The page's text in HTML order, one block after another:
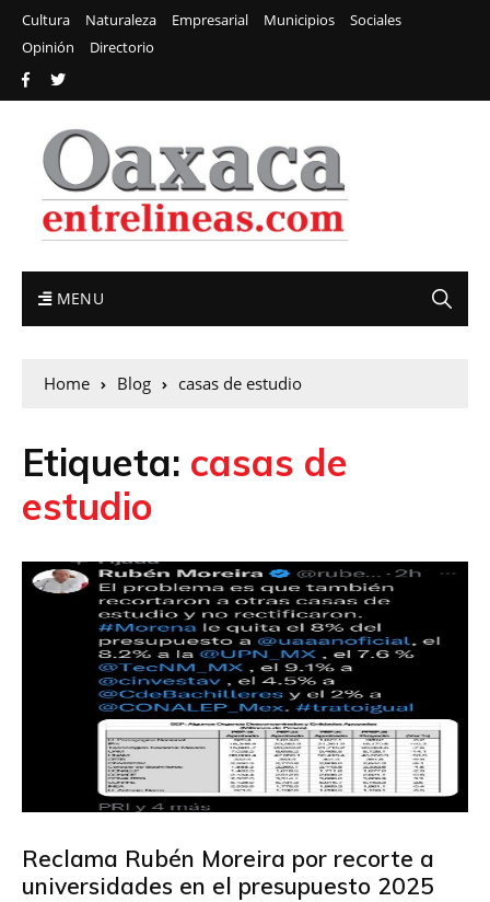
Cultura Naturaleza Empresarial Municipios
Sociales
Opinión
Directorio
MENU
Home Blog casas de estudio
Etiqueta: casas de
estudio
Reclama Rubén Moreira por recorte a
universidades en el presupuesto 2025